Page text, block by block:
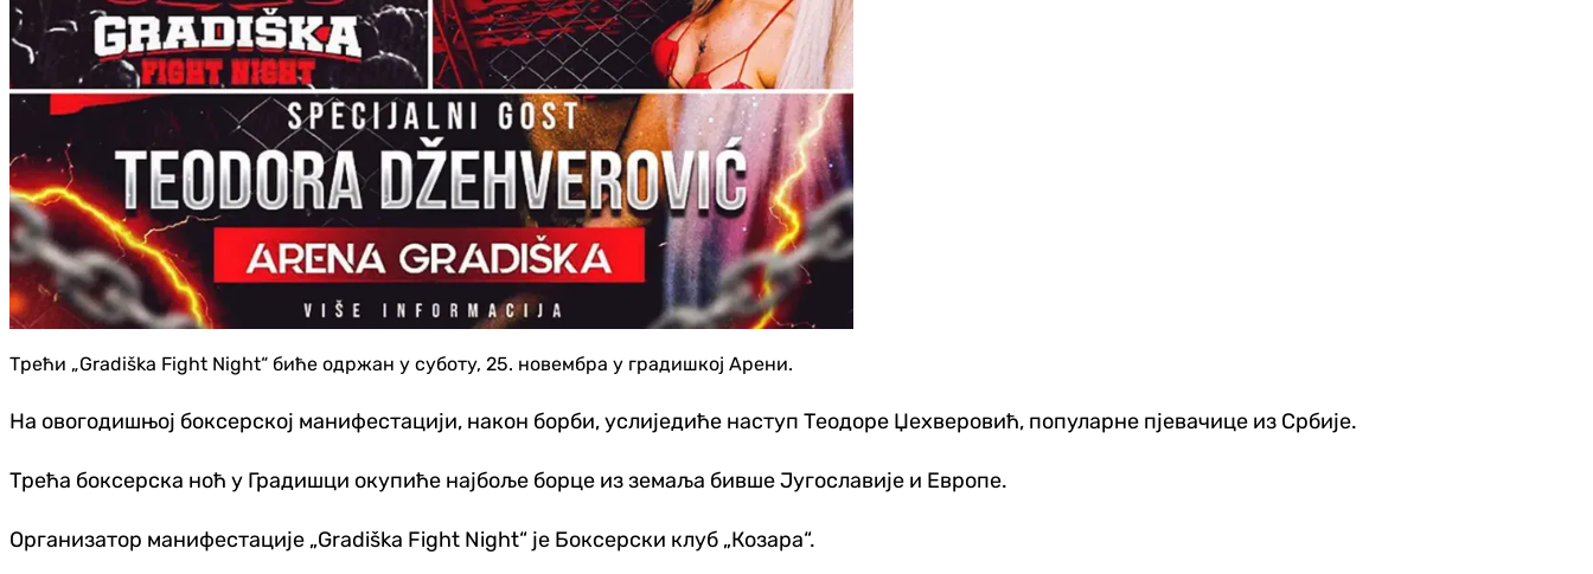
Трећи „Gradiška Fight Night“ биће одржан у суботу, 25. новембра у градишкој Арени.
На овогодишњој боксерској манифестацији, након борби, услиједиће наступ Теодоре Џехверовић, популарне пјевачице из Србије.
Трећа боксерска ноћ у Градишци окупиће најбоље борце из земаља бивше Југославије и Европе.
Организатор манифестације „Gradiška Fight Night“ je Боксерски клуб „Козара“.